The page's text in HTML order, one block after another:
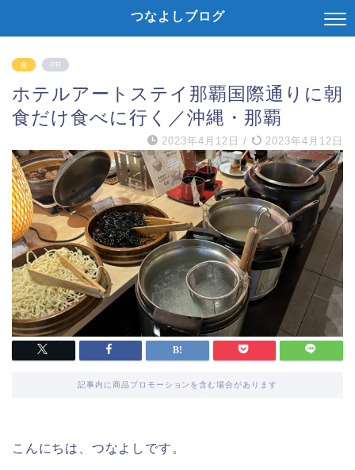
つなよしブログ
食 PR
ホテルアートステイ那覇国際通りに朝
食だけ食べに行く／沖縄・那覇
2023年4月12日 / 2023年4月12日
記事内に商品プロモーションを含む場合があります
こんにちは、つなよしです。